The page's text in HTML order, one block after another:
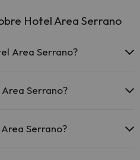
Hotel Area Serrano
Area Serrano?
Wi-Fi gratuito en zonas
Serrano?
Serrano?